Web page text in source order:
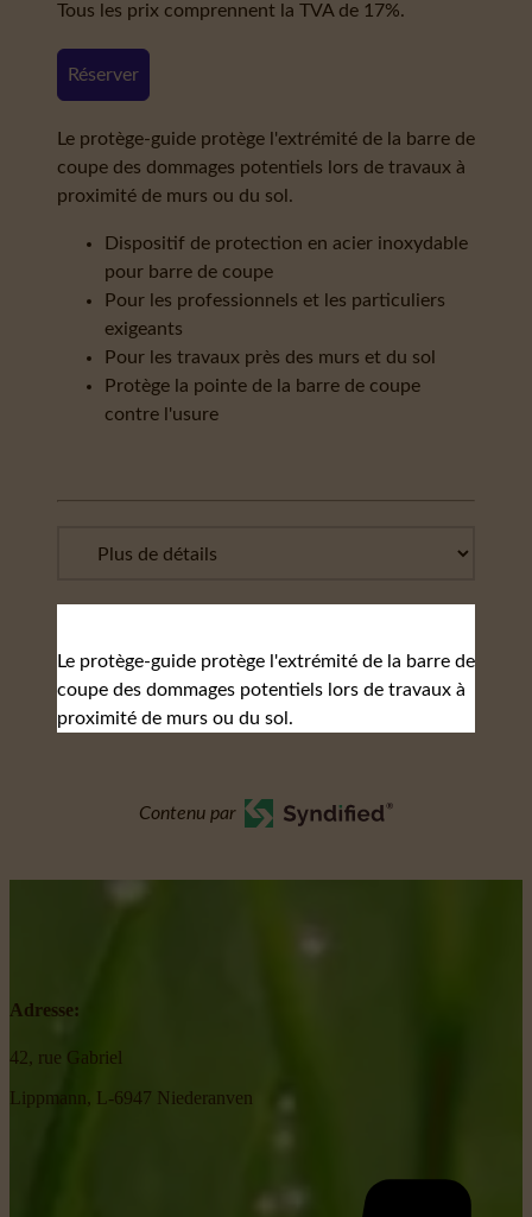
Tous les prix comprennent la TVA de 17%.
Réserver
Le protège-guide protège l'extrémité de la barre de
coupe des dommages potentiels lors de travaux à
proximité de murs ou du sol.
Dispositif de protection en acier inoxydable
pour barre de coupe
Pour les professionnels et les particuliers
exigeants
Pour les travaux près des murs et du sol
Protège la pointe de la barre de coupe
contre l'usure
Le protège-guide protège l'extrémité de la barre de
coupe des dommages potentiels lors de travaux à
proximité de murs ou du sol.
Contenu par
Adresse:
42, rue Gabriel
Lippmann, L-6947 Niederanven